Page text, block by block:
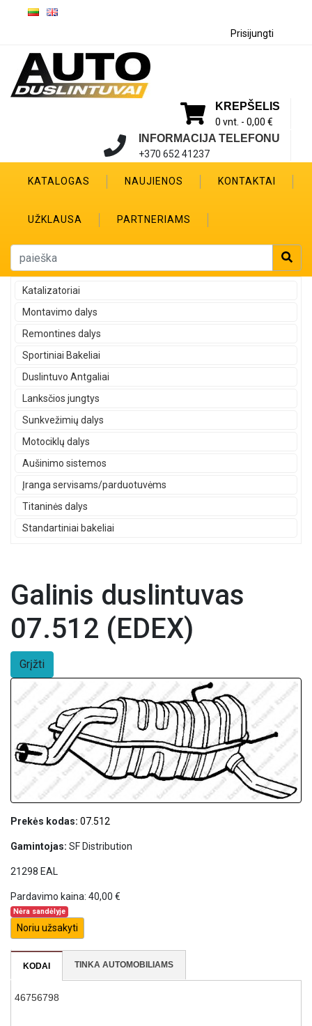
Prisijungti
KREPŠELIS
0 vnt. - 0,00 €
INFORMACIJA TELEFONU
+370 652 41237
KATALOGAS NAUJIENOS KONTAKTAI
UŽKLAUSA PARTNERIAMS
Katalizatoriai
Montavimo dalys
Remontines dalys
Sportiniai Bakeliai
Duslintuvo Antgaliai
Lanksčios jungtys
Sunkvežimių dalys
Motociklų dalys
Aušinimo sistemos
Įranga servisams/parduotuvėms
Titaninės dalys
Standartiniai bakeliai
Galinis duslintuvas
07.512 (EDEX)
Grįžti
Prekės kodas: 07.512
Gamintojas: SF Distribution
21298 EAL
Pardavimo kaina: 40,00 €
Nėra sandėlyje
Noriu užsakyti
KODAI TINKA AUTOMOBILIAMS
46756798